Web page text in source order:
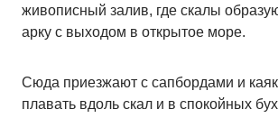
живописный залив, где скалы
арку с выходом в открытое море.
Сюда приезжают с сапбордами и
плавать вдоль скал и в спокойных